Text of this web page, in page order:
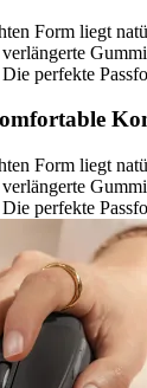
Form liegt
perfekte
Form liegt
perfekte